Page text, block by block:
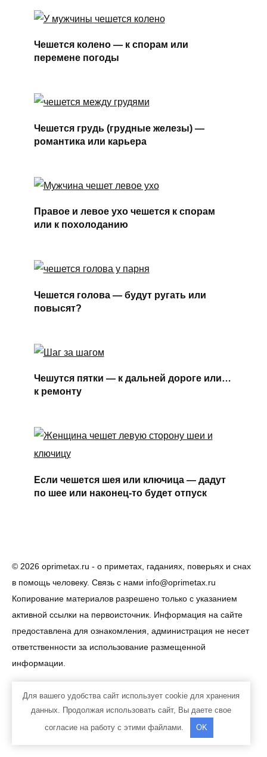
Чешется колено — к спорам или
перемене погоды
Чешется грудь (грудные железы) —
романтика или карьера
Правое и левое ухо чешется к спорам
или к похолоданию
Чешется голова — будут ругать или
повысят?
Чешутся пятки — к дальней дороге или…
к ремонту
Если чешется шея или ключица — дадут
по шее или наконец-то будет отпуск
© 2026 oprimetax.ru - о приметах, гаданиях, поверьях и снах
в помощь человеку. Связь с нами info@oprimetax.ru
Копирование материалов разрешено только с указанием
активной ссылки на первоисточник. Информация на сайте
предоставлена для ознакомления, администрация не несет
ответственности за использование размещенной
информации.
Для вашего удобства сайт использует cookie для хранения
данных. Продолжая использовать сайт, Вы даете свое
согласие на работу с этими файлами.
OK